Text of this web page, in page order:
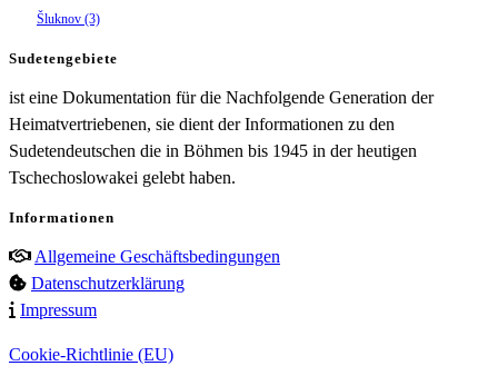
Šluknov (3)
Sudetengebiete
ist eine Dokumentation für die Nachfolgende Generation der
Heimatvertriebenen, sie dient der Informationen zu den
Sudetendeutschen die in Böhmen bis 1945 in der heutigen
Tschechoslowakei gelebt haben.
Informationen
Allgemeine Geschäftsbedingungen
Datenschutzerklärung
Impressum
Cookie-Richtlinie (EU)